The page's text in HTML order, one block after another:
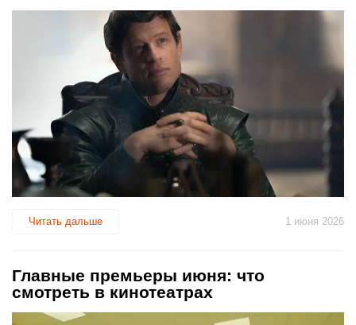
Читать дальше 1 июня 2026
Главные премьеры июня: что
смотреть в кинотеатрах